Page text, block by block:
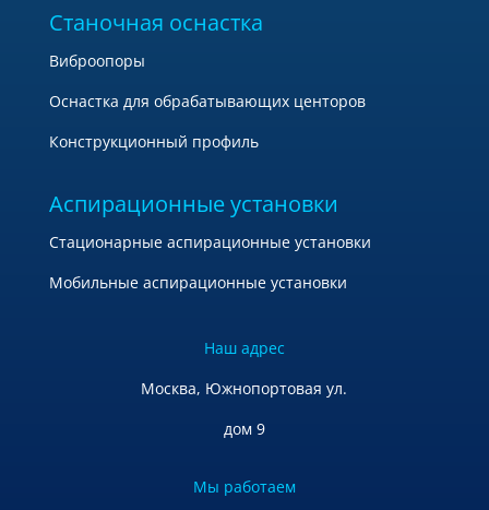
Станочная оснастка
Виброопоры
Оснастка для обрабатывающих центоров
Конструкционный профиль
Аспирационные установки
Стационарные аспирационные установки
Мобильные аспирационные установки
Наш адрес
Москва, Южнопортовая ул.
дом 9
Мы работаем